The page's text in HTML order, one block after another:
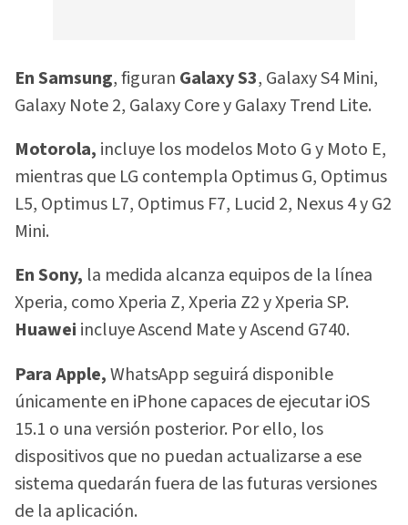
En Samsung, figuran Galaxy S3, Galaxy S4 Mini,
Galaxy Note 2, Galaxy Core y Galaxy Trend Lite.
Motorola, incluye los modelos Moto G y Moto E,
mientras que LG contempla Optimus G, Optimus
L5, Optimus L7, Optimus F7, Lucid 2, Nexus 4 y G2
Mini.
En Sony, la medida alcanza equipos de la línea
Xperia, como Xperia Z, Xperia Z2 y Xperia SP.
Huawei incluye Ascend Mate y Ascend G740.
Para Apple,WhatsApp seguirá disponible
únicamente en iPhone capaces de ejecutar iOS
15.1 o una versión posterior. Por ello, los
dispositivos que no puedan actualizarse a ese
sistema quedarán fuera de las futuras versiones
de la aplicación.